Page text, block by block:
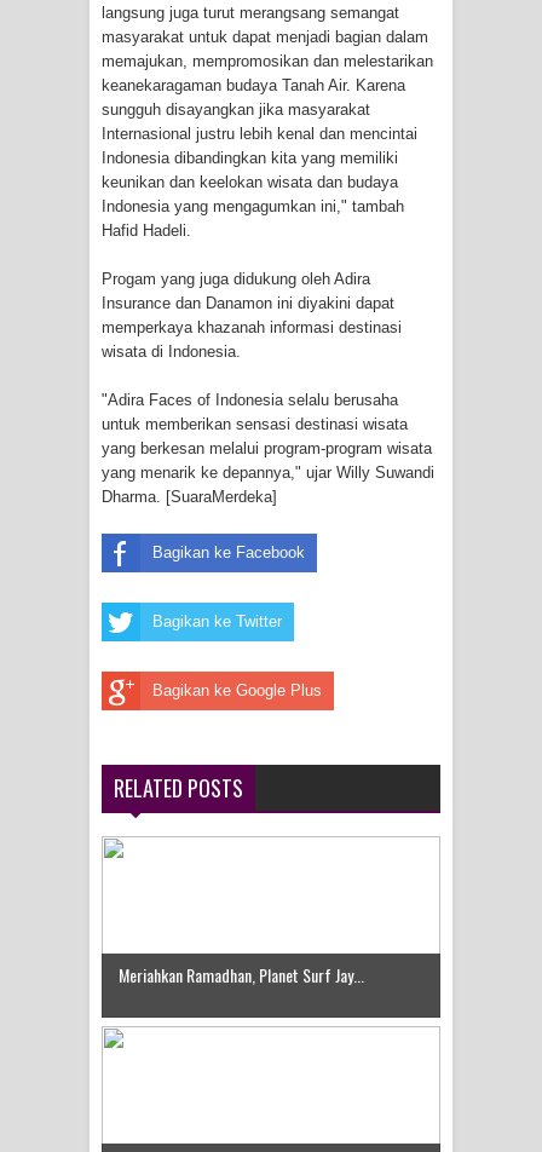
Indonesia Turns Remote Papua
Frontier into National Food Belt with
Mechanized Rice Expansion
Mentan Tinjau Program Cetak Sawah
dan Penanaman Padi di Merauke
Mantan Sekda Jayawijaya Jadi
Tersangka Kasus Korupsi Jalan
Papuan Artisans Take Center Stage
at Indonesia's National Craft
Anniversary in Makassar
langsung juga turut merangsang semangat
masyarakat untuk dapat menjadi bagian dalam
memajukan, mempromosikan dan melestarikan
keanekaragaman budaya Tanah Air. Karena
sungguh disayangkan jika masyarakat
Internasional justru lebih kenal dan mencintai
Indonesia dibandingkan kita yang memiliki
keunikan dan keelokan wisata dan budaya
Indonesia yang mengagumkan ini," tambah
Hafid Hadeli.
Progam yang juga didukung oleh Adira
Insurance dan Danamon ini diyakini dapat
memperkaya khazanah informasi destinasi
wisata di Indonesia.
"Adira Faces of Indonesia selalu berusaha
untuk memberikan sensasi destinasi wisata
yang berkesan melalui program-program wisata
yang menarik ke depannya," ujar Willy Suwandi
Dharma. [SuaraMerdeka]
Bagikan ke Facebook
Bagikan ke Twitter
Bagikan ke Google Plus
RELATED POSTS
Meriahkan Ramadhan, Planet Surf Jay...